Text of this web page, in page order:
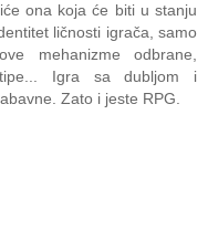
ona koja će biti u stanju
ličnosti igrača, samo
mehanizme odbrane,
Igra sa dubljom i
Zato i jeste RPG.